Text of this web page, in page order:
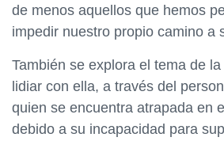
de menos aquellos que hemos
impedir nuestro propio camino a
También se explora el tema de
lidiar con ella, a través del
quien se encuentra atrapada en
debido a su incapacidad para